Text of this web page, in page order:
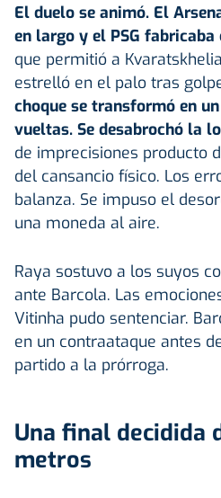
El duelo se animó. El
en largo y el PSG fabricaba
que permitió a
estrelló en el palo tras
choque se transformó en
vueltas. Se desabrochó la
de imprecisiones producto
del cansancio físico. Los
balanza. Se impuso el
una moneda al aire.
Raya sostuvo a los suyos
ante Barcola. Las
Vitinha pudo sentenciar.
en un contraataque antes
partido a la prórroga.
Una final decidida
metros